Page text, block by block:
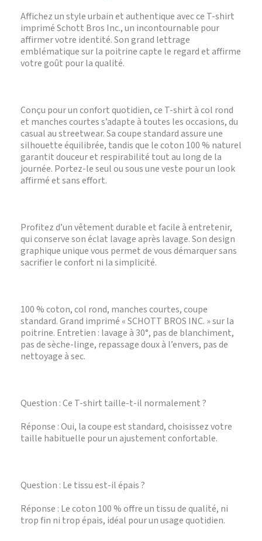
Affichez un style urbain et authentique avec ce T-shirt
imprimé Schott Bros Inc., un incontournable pour
affirmer votre identité. Son grand lettrage
emblématique sur la poitrine capte le regard et affirme
votre goût pour la qualité.
Conçu pour un confort quotidien, ce T-shirt à col rond
et manches courtes s’adapte à toutes les occasions, du
casual au streetwear. Sa coupe standard assure une
silhouette équilibrée, tandis que le coton 100 % naturel
garantit douceur et respirabilité tout au long de la
journée. Portez-le seul ou sous une veste pour un look
affirmé et sans effort.
Profitez d’un vêtement durable et facile à entretenir,
qui conserve son éclat lavage après lavage. Son design
graphique unique vous permet de vous démarquer sans
sacrifier le confort ni la simplicité.
100 % coton, col rond, manches courtes, coupe
standard. Grand imprimé « SCHOTT BROS INC. » sur la
poitrine. Entretien : lavage à 30°, pas de blanchiment,
pas de sèche-linge, repassage doux à l’envers, pas de
nettoyage à sec.
Question : Ce T-shirt taille-t-il normalement ?
Réponse : Oui, la coupe est standard, choisissez votre
taille habituelle pour un ajustement confortable.
Question : Le tissu est-il épais ?
Réponse : Le coton 100 % offre un tissu de qualité, ni
trop fin ni trop épais, idéal pour un usage quotidien.